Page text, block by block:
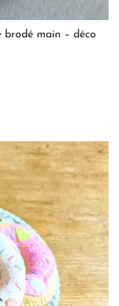
brodé main – déco
plusieurs
être